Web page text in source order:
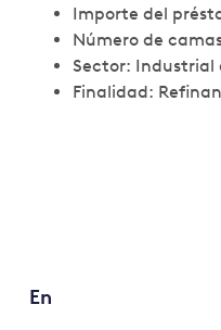
Importe del
Número de
Sector: Industrial
Finalidad:
En